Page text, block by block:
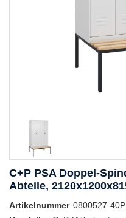
C+P PSA Doppel-
Abteile,
Artikelnummer 0800527-